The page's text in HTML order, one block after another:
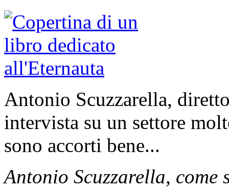
Antonio Scuzzarella,
intervista su un settore
sono accorti bene...
Antonio Scuzzarella, come